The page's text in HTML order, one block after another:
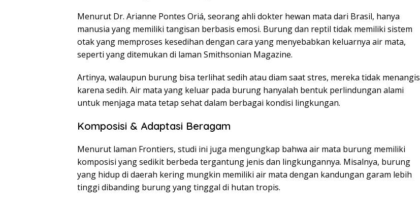
Menurut Dr. Arianne Pontes Oriá, seorang ahli dokter hewan mata dari Brasil, hanya
manusia yang memiliki tangisan berbasis emosi. Burung dan reptil tidak memiliki sistem
otak yang memproses kesedihan dengan cara yang menyebabkan keluarnya air mata,
seperti yang ditemukan di laman Smithsonian Magazine.
Artinya, walaupun burung bisa terlihat sedih atau diam saat stres, mereka tidak menangis
karena sedih. Air mata yang keluar pada burung hanyalah bentuk perlindungan alami
untuk menjaga mata tetap sehat dalam berbagai kondisi lingkungan.
Komposisi & Adaptasi Beragam
Menurut laman Frontiers, studi ini juga mengungkap bahwa air mata burung memiliki
komposisi yang sedikit berbeda tergantung jenis dan lingkungannya. Misalnya, burung
yang hidup di daerah kering mungkin memiliki air mata dengan kandungan garam lebih
tinggi dibanding burung yang tinggal di hutan tropis.